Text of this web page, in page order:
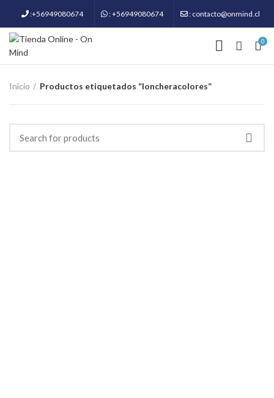
:+56949080674 : +56949080674 : contacto@onmind.cl
0
Inicio Productos etiquetados “loncheracolores”